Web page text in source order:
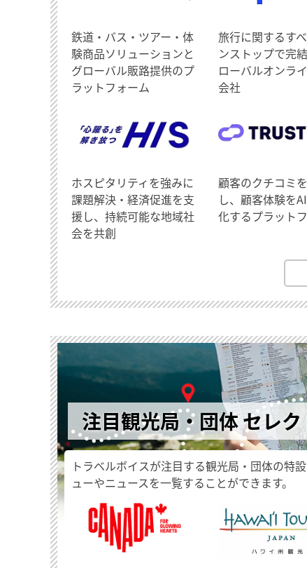
鉄道・バス・ツアー・体
験商品ソリューションと
グローバル販路提供のプ
ラットフォーム
旅行に関するす
ンストップで完
ローバルオンラ
会社
ホスピタリティを強みに
課題解決・経済促進を支
援し、持続可能な地域社
会を共創
顧客のクチコミ
し、顧客体験を
化するプラット
注目観光局・団体 セレク
トラベルボイスが注目する観光局・団体の特
ューやニュースを一覧することができます。